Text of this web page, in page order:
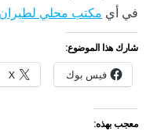
في أي مكتب محلي لطيران
شارك هذا الموضوع:
فيس بوك X
معجب بهذه: